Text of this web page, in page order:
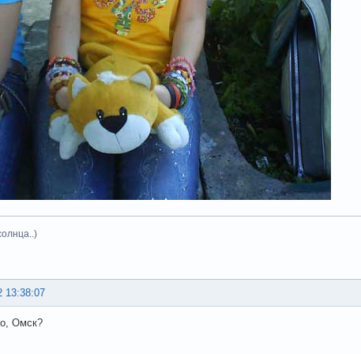
13:38:07
Омск?